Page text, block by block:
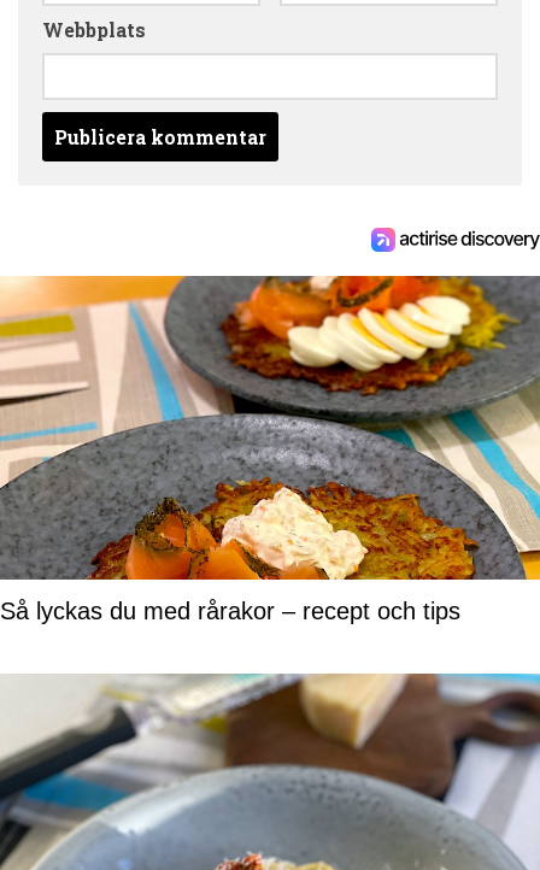
Webbplats
Så lyckas du med rårakor – recept och tips